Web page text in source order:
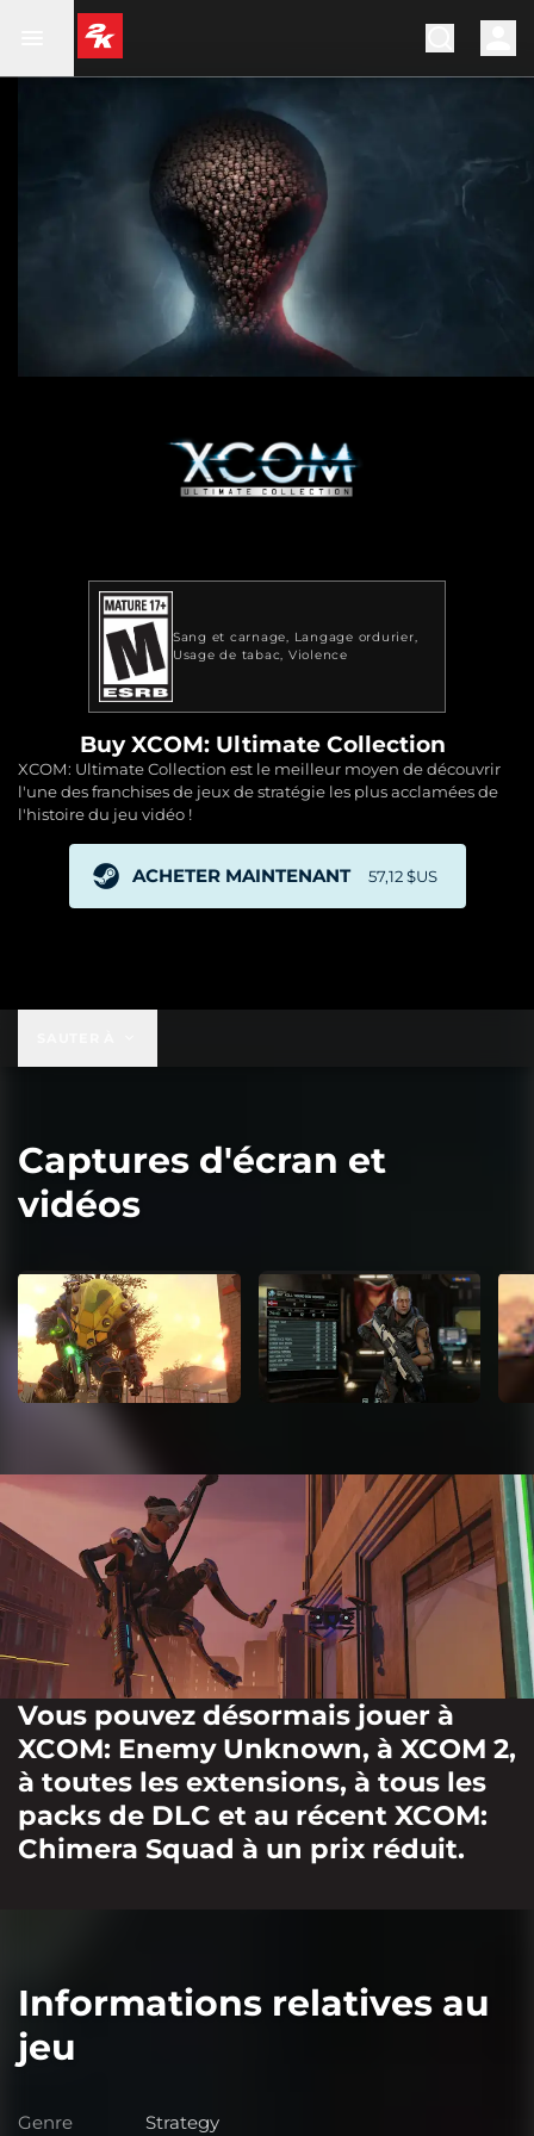
Sang et carnage
Langage ordurier
Usage de tabac Violence
Buy XCOM: Ultimate Collection
XCOM: Ultimate Collection est le meilleur moyen de découvrir
l'une des franchises de jeux de stratégie les plus acclamées de
l'histoire du jeu vidéo !
ACHETER MAINTENANT 57,12 $US
Captures d'écran et
vidéos
Vous pouvez désormais jouer à
XCOM: Enemy Unknown, à XCOM 2,
à toutes les extensions, à tous les
packs de DLC et au récent XCOM:
Chimera Squad à un prix réduit.
Informations relatives au
jeu
Genre Strategy